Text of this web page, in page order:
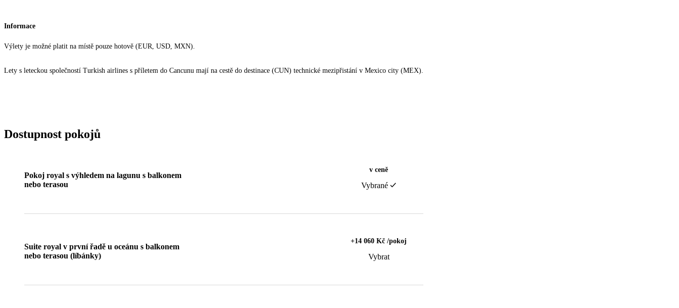
Informace
Výlety je možné platit na místě pouze hotově (EUR, USD, MXN).
Lety s leteckou společností Turkish airlines s příletem do Cancunu mají na cestě do destinace (CUN) technické mezipřistání v Mexico city (MEX).
Dostupnost pokojů
Pokoj royal s výhledem na lagunu s balkonem
nebo terasou
v ceně
Vybrané
Suite royal v první řadě u oceánu s balkonem
nebo terasou (líbánky)
+14 060 Kč /pokoj
Vybrat